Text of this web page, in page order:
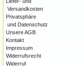
Versandkosten
Privatsphäre
und Datenschutz
Unsere AGB
Kontakt
Impressum
Widerrufsrecht
Widerruf